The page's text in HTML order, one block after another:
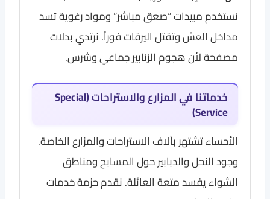
نستخدم مبيدات “صعق مباشر” ومواد رغوية تسد
مداخل العش وتقتل اليرقات فوراً. نرتدي بدلات
مصفحة لأن هجوم الزنابير جماعي وشرس.
خدماتنا في المزارع والاستراحات (Special
Service)
الأحساء تشتهر بآلاف الاستراحات والمزارع الخاصة.
وجود النحل والدبابير حول المسابح ومناطق
الشواء يفسد متعة العائلة. نقدم حزمة خدمات